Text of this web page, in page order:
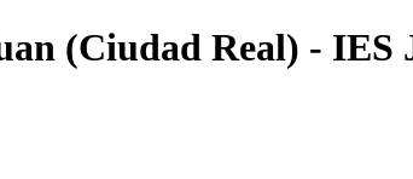
(Ciudad Real) - IES